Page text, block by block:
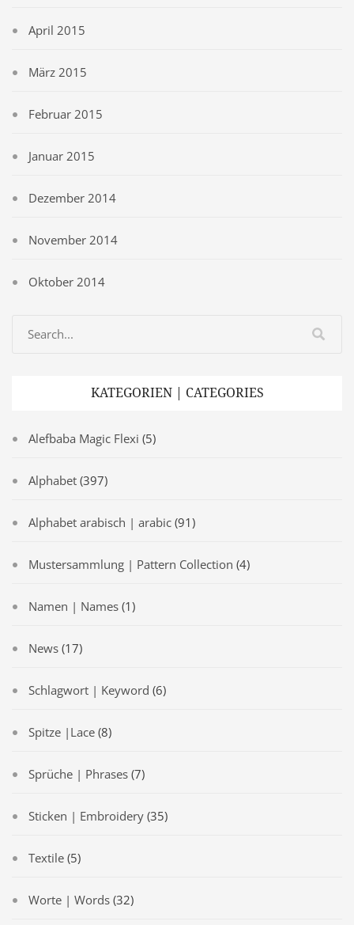
April 2015
März 2015
Februar 2015
Januar 2015
Dezember 2014
November 2014
Oktober 2014
KATEGORIEN | CATEGORIES
Alefbaba Magic Flexi (5)
Alphabet (397)
Alphabet arabisch | arabic (91)
Mustersammlung | Pattern Collection (4)
Namen | Names (1)
News (17)
Schlagwort | Keyword (6)
Spitze |Lace (8)
Sprüche | Phrases (7)
Sticken | Embroidery (35)
Textile (5)
Worte | Words (32)